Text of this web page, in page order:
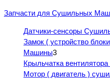
Запчасти для Сушильных
Датчики-сенсоры
Замок ( устройство
Машины3
Крыльчатка
Мотор ( двигатель )